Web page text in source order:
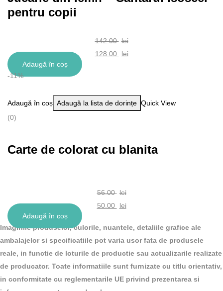
pentru copii
142.00 lei
Prețul
142.00 lei.
128.00
lei
128.00 lei.
Adaugă în coș
-11%
Adaugă în coș Adaugă la lista de dorințe Quick View
(0)
Carte de colorat cu blanita
56.00 lei
Prețul
a
fost:
56.00 lei.
50.00
lei
curent
este:
50.00 lei.
Adaugă în coș
Imaginile produselor, culorile, nuantele, detaliile grafice ale
ambalajelor si specificatiile pot varia usor fata de produsele
reale, in functie de loturile de productie sau actualizarile realizate
de producator. Toate informatiile sunt furnizate cu titlu orientativ,
in conformitate cu reglementarile UE privind prezentarea si